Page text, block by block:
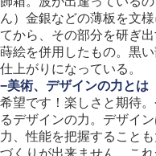
ん）金銀などの薄板を文
てから、その部分を研ぎ
蒔絵を併用したもの。黒
仕上がりになっている。
−美術、デザインの力とは
希望です！楽しさと期待
るデザインの力。デザイ
力、性能を把握すること